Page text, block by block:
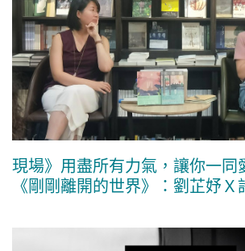
現場》用盡所有力氣，讓你一同
《剛剛離開的世界》：劉芷妤